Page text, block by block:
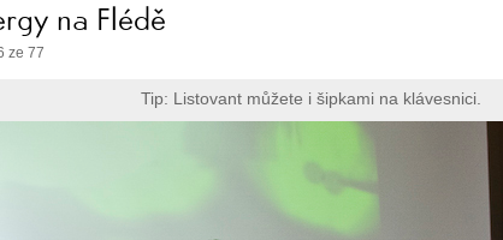
na Flédě
ze 77
Tip: Listovant můžete i šipkami na klávesnici.